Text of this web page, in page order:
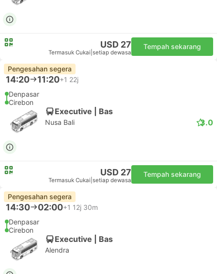
USD 27
Termasuk Cukai setiap dewasa
Tempah sekarang
Pengesahan segera
14:20 11:20+1 22j
Denpasar
Cirebon
Executive | Bas
Nusa Bali 3.0
USD 27
Termasuk Cukai setiap dewasa
Tempah sekarang
Pengesahan segera
14:30 02:00+1 12j 30m
Denpasar
Cirebon
Executive | Bas
Alendra